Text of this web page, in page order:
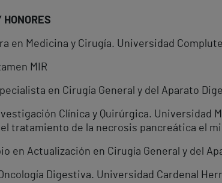
HONORES
en Medicina y Cirugía. Universidad
MIR
en Cirugía General y del Aparato
Clínica y Quirúrgica. Universidad
tratamiento de la necrosis pancreática el
en Actualización en Cirugía General y del
Digestiva. Universidad Cardenal